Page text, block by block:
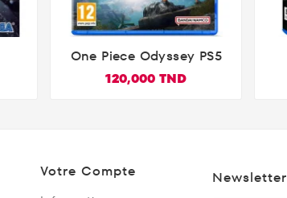

One Piece Odyssey PS5
120,000 TND
Votre Compte Newsletter